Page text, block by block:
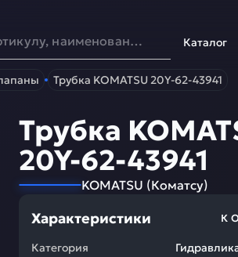
Каталог
Трубка KOMATSU 20Y-62-43941
Трубка
20Y-62-43941
KOMATSU (Коматсу)
Характеристики К
Категория